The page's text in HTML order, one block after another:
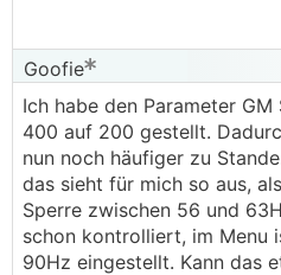
Goofie
Ich habe den Parameter
400 auf 200 gestellt.
nun noch häufiger zu
das sieht für mich so aus,
Sperre zwischen 56 und
schon kontrolliert, im Menu
90Hz eingestellt. Kann das